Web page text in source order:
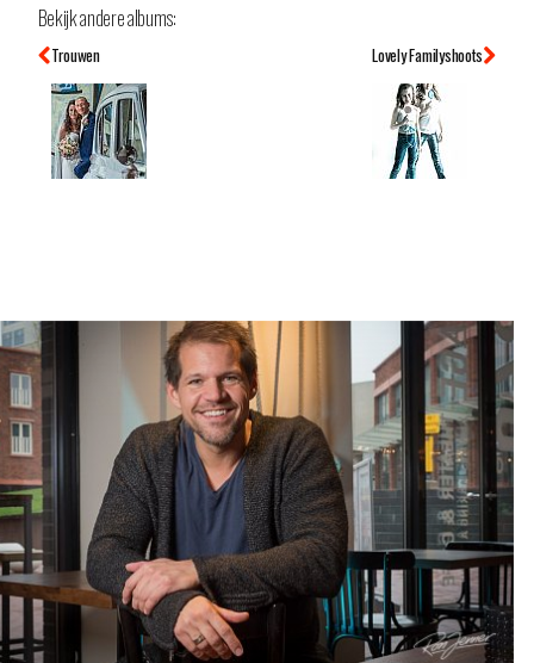
Bekijk andere albums:
Trouwen Lovely Familyshoots